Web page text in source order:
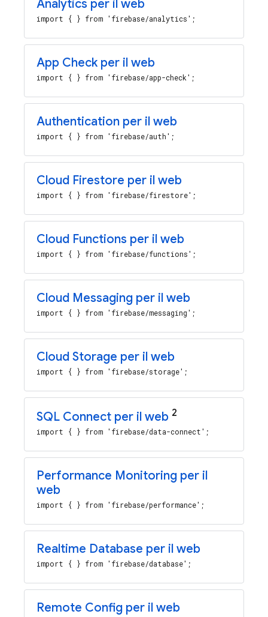
Analytics per il web
import { } from 'firebase/analytics';
App Check per il web
import { } from 'firebase/app-check';
Authentication per il web
import { } from 'firebase/auth';
Cloud Firestore per il web
import { } from 'firebase/firestore';
Cloud Functions per il web
import { } from 'firebase/functions';
Cloud Messaging per il web
import { } from 'firebase/messaging';
Cloud Storage per il web
import { } from 'firebase/storage';
SQL Connect per il web 2
import { } from 'firebase/data-connect';
Performance Monitoring per il
web
import { } from 'firebase/performance';
Realtime Database per il web
import { } from 'firebase/database';
Remote Config per il web